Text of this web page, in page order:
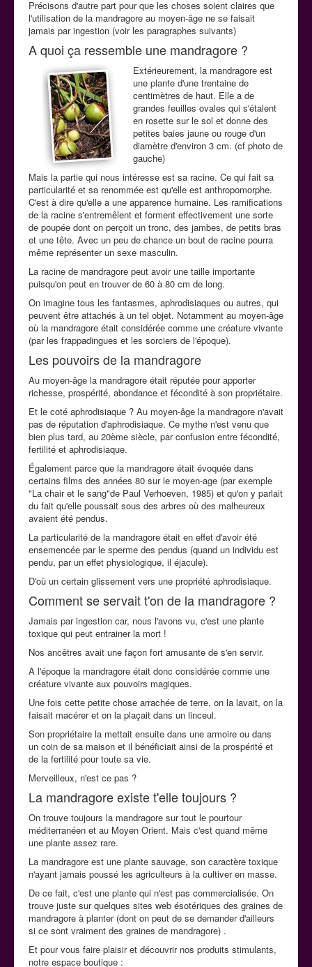
Précisons d'autre part pour que les choses soient claires que
l'utilisation de la mandragore au moyen-âge ne se faisait
jamais par ingestion (voir les paragraphes suivants)
A quoi ça ressemble une mandragore ?
Extérieurement, la mandragore est
une plante d'une trentaine de
centimètres de haut. Elle a de
grandes feuilles ovales qui s'étalent
en rosette sur le sol et donne des
petites baies jaune ou rouge d'un
diamètre d'environ 3 cm. (cf photo de
gauche)
Mais la partie qui nous intéresse est sa racine. Ce qui fait sa
particularité et sa renommée est qu'elle est anthropomorphe.
C'est à dire qu'elle a une apparence humaine. Les ramifications
de la racine s'entremêlent et forment effectivement une sorte
de poupée dont on perçoit un tronc, des jambes, de petits bras
et une tête. Avec un peu de chance un bout de racine pourra
même représenter un sexe masculin.
La racine de mandragore peut avoir une taille importante
puisqu'on peut en trouver de 60 à 80 cm de long.
On imagine tous les fantasmes, aphrodisiaques ou autres, qui
peuvent être attachés à un tel objet. Notamment au moyen-âge
où la mandragore était considérée comme une créature vivante
(par les frappadingues et les sorciers de l'époque).
Les pouvoirs de la mandragore
Au moyen-âge la mandragore était réputée pour apporter
richesse, prospérité, abondance et fécondité à son propriétaire.
Et le coté aphrodisiaque ? Au moyen-âge la mandragore n'avait
pas de réputation d'aphrodisiaque. Ce mythe n'est venu que
bien plus tard, au 20ème siècle, par confusion entre fécondité,
fertilité et aphrodisiaque.
Également parce que la mandragore était évoquée dans
certains films des années 80 sur le moyen-age (par exemple
"La chair et le sang"de Paul Verhoeven, 1985) et qu'on y parlait
du fait qu'elle poussait sous des arbres où des malheureux
avaient été pendus.
La particularité de la mandragore était en effet d'avoir été
ensemencée par le sperme des pendus (quand un individu est
pendu, par un effet physiologique, il éjacule).
D'où un certain glissement vers une propriété aphrodisiaque.
Comment se servait t'on de la mandragore ?
Jamais par ingestion car, nous l'avons vu, c'est une plante
toxique qui peut entrainer la mort !
Nos ancêtres avait une façon fort amusante de s'en servir.
A l'époque la mandragore était donc considérée comme une
créature vivante aux pouvoirs magiques.
Une fois cette petite chose arrachée de terre, on la lavait, on la
faisait macérer et on la plaçait dans un linceul.
Son propriétaire la mettait ensuite dans une armoire ou dans
un coin de sa maison et il bénéficiait ainsi de la prospérité et
de la fertilité pour toute sa vie.
Merveilleux, n'est ce pas ?
La mandragore existe t'elle toujours ?
On trouve toujours la mandragore sur tout le pourtour
méditerranéen et au Moyen Orient. Mais c'est quand même
une plante assez rare.
La mandragore est une plante sauvage, son caractère toxique
n'ayant jamais poussé les agriculteurs à la cultiver en masse.
De ce fait, c'est une plante qui n'est pas commercialisée. On
trouve juste sur quelques sites web ésotériques des graines de
mandragore à planter (dont on peut de se demander d'ailleurs
si ce sont vraiment des graines de mandragore) .
Et pour vous faire plaisir et découvrir nos produits stimulants,
notre espace boutique :